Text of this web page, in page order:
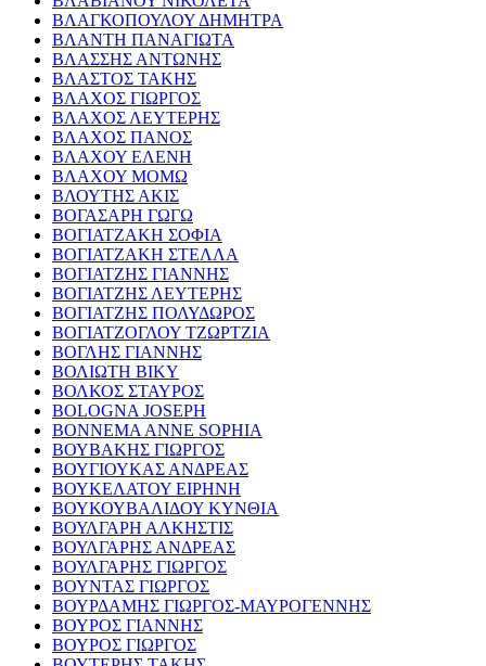
ΒΛΑΓΚΟΠΟΥΛΟΥ ΔΗΜΗΤΡΑ
ΒΛΑΝΤΗ ΠΑΝΑΓΙΩΤΑ
ΒΛΑΣΣΗΣ ΑΝΤΩΝΗΣ
ΒΛΑΣΤΟΣ ΤΑΚΗΣ
ΒΛΑΧΟΣ ΓΙΩΡΓΟΣ
ΒΛΑΧΟΣ ΛΕΥΤΕΡΗΣ
ΒΛΑΧΟΣ ΠΑΝΟΣ
ΒΛΑΧΟΥ ΕΛΕΝΗ
ΒΛΑΧΟΥ ΜΟΜΩ
ΒΛΟΥΤΗΣ ΑΚΙΣ
ΒΟΓΑΣΑΡΗ ΓΩΓΩ
ΒΟΓΙΑΤΖΑΚΗ ΣΟΦΙΑ
ΒΟΓΙΑΤΖΑΚΗ ΣΤΕΛΛΑ
ΒΟΓΙΑΤΖΗΣ ΓΙΑΝΝΗΣ
ΒΟΓΙΑΤΖΗΣ ΛΕΥΤΕΡΗΣ
ΒΟΓΙΑΤΖΗΣ ΠΟΛΥΔΩΡΟΣ
ΒΟΓΙΑΤΖΟΓΛΟΥ ΤΖΩΡΤΖΙΑ
ΒΟΓΛΗΣ ΓΙΑΝΝΗΣ
ΒΟΛΙΩΤΗ ΒΙΚΥ
ΒΟΛΚΟΣ ΣΤΑΥΡΟΣ
BOLOGNA JOSEPH
BONNEMA ANNE SOPHIA
ΒΟΥΒΑΚΗΣ ΓΙΩΡΓΟΣ
ΒΟΥΓΙΟΥΚΑΣ ΑΝΔΡΕΑΣ
ΒΟΥΚΕΛΑΤΟΥ ΕΙΡΗΝΗ
ΒΟΥΚΟΥΒΑΛΙΔΟΥ ΚΥΝΘΙΑ
ΒΟΥΛΓΑΡΗ ΑΛΚΗΣΤΙΣ
ΒΟΥΛΓΑΡΗΣ ΑΝΔΡΕΑΣ
ΒΟΥΛΓΑΡΗΣ ΓΙΩΡΓΟΣ
ΒΟΥΝΤΑΣ ΓΙΩΡΓΟΣ
ΒΟΥΡΔΑΜΗΣ ΓΙΩΡΓΟΣ-ΜΑΥΡΟΓΕΝΝΗΣ
ΒΟΥΡΟΣ ΓΙΑΝΝΗΣ
ΒΟΥΡΟΣ ΓΙΩΡΓΟΣ